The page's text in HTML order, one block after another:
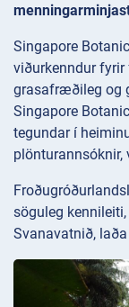
Singapore
viðurkenndur
grasafræðileg og
Singapore
tegundar í
plönturannsóknir,
söguleg
Svanavatnið,